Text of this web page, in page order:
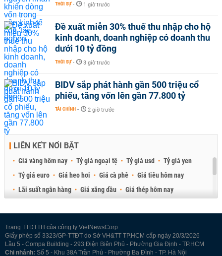
THỜI SỰ - 1 giờ trước
Đề xuất miễn 30% thuế thu nhập cho hộ
kinh doanh, doanh nghiệp có doanh thu
dưới 10 tỷ đồng
THỜI SỰ - 3 giờ trước
BIDV sắp phát hành gần 500 triệu cổ
phiếu, tăng vốn lên gần 77.800 tỷ
TÀI CHÍNH - 2 giờ trước
LIÊN KẾT NỔI BẬT
Giá vàng hôm nay Tỷ giá ngoại tệ Tỷ giá usd
Tỷ giá yen
Tỷ giá euro
Giá heo hơi Giá cà phê
Giá tiêu hôm nay
Lãi suất ngân hàng
Giá xăng dầu
Giá thép hôm nay
Trang TTĐTTH của công ty VietNewsCorp
Giấy phép số 3323/GP-TTĐT do Sở VH&TT TP.HCM cấp ngày 20/3/2026
Lầu 5 - Compa Building - 293 Điện Biên Phủ - Phường Gia Định - TP.HCM
Chi nhánh: Số 5 - Khu 38A Trần Phú - Phường Ba Đình - TP. Hà Nội